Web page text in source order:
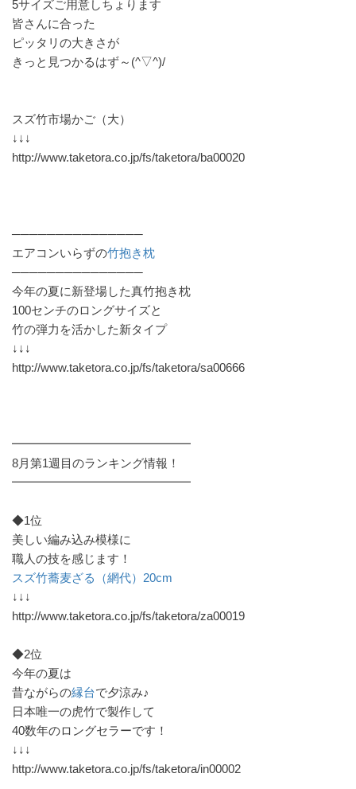
5サイズご用意しちょります
皆さんに合った
ピッタリの大きさが
きっと見つかるはず～(^▽^)/
スズ竹市場かご（大）
↓↓↓
http://www.taketora.co.jp/fs/taketora/ba00020
───────────────
エアコンいらずの竹抱き枕
───────────────
今年の夏に新登場した真竹抱き枕
100センチのロングサイズと
竹の弾力を活かした新タイプ
↓↓↓
http://www.taketora.co.jp/fs/taketora/sa00666
━━━━━━━━━━━━━━━
8月第1週目のランキング情報！
━━━━━━━━━━━━━━━
◆1位
美しい編み込み模様に
職人の技を感じます！
スズ竹蕎麦ざる（網代）20cm
↓↓↓
http://www.taketora.co.jp/fs/taketora/za00019
◆2位
今年の夏は
昔ながらの縁台で夕涼み♪
日本唯一の虎竹で製作して
40数年のロングセラーです！
↓↓↓
http://www.taketora.co.jp/fs/taketora/in00002